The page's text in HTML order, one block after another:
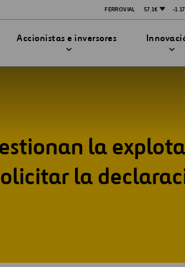
FERROVIAL 57.1€ -
DE INNOVACIÓN
Innovación en seguridad
Accionistas e inversores
la
la